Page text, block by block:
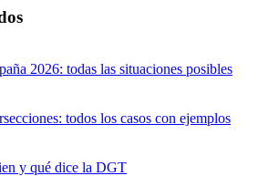
2026: todas las situaciones posibles
todos los casos con ejemplos
y qué dice la DGT